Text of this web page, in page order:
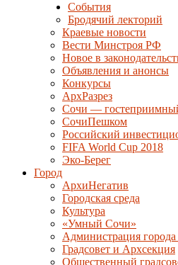
События
Бродячий лекторий
Краевые новости
Вести Минстроя РФ
Новое в
Объявления и анонсы
Конкурсы
АрхРазрез
Сочи —
СочиПешком
Российский
FIFA World Cup 2018
Эко-Берег
Город
АрхиНегатив
Городская среда
Культура
«Умный Сочи»
Администрация
Градсовет и Архсекция
Общественный